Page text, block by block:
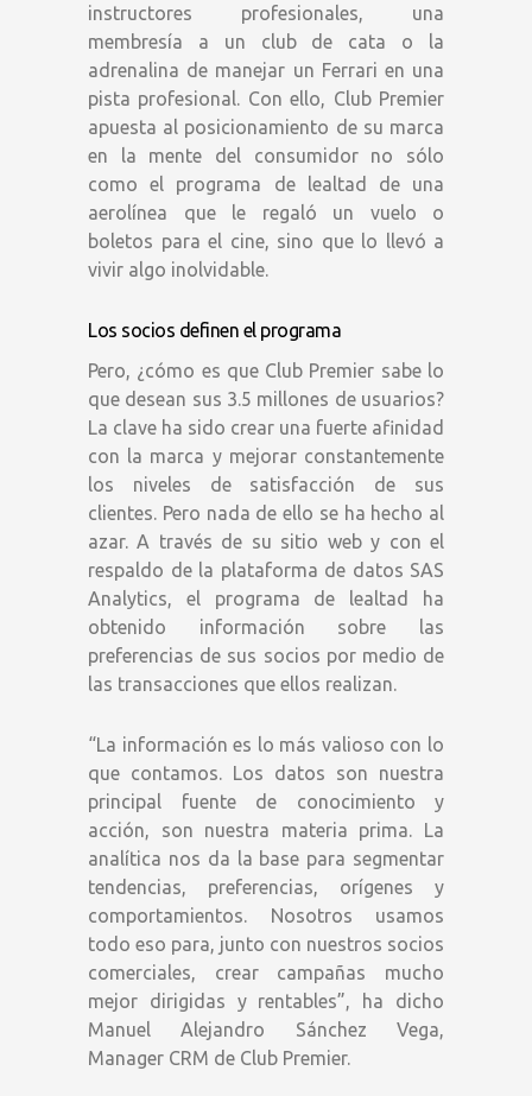
instructores profesionales, una
membresía a un club de cata o la
adrenalina de manejar un Ferrari en una
pista profesional. Con ello, Club Premier
apuesta al posicionamiento de su marca
en la mente del consumidor no sólo
como el programa de lealtad de una
aerolínea que le regaló un vuelo o
boletos para el cine, sino que lo llevó a
vivir algo inolvidable.
Los socios definen el programa
Pero, ¿cómo es que Club Premier sabe lo
que desean sus 3.5 millones de usuarios?
La clave ha sido crear una fuerte afinidad
con la marca y mejorar constantemente
los niveles de satisfacción de sus
clientes. Pero nada de ello se ha hecho al
azar. A través de su sitio web y con el
respaldo de la plataforma de datos SAS
Analytics, el programa de lealtad ha
obtenido información sobre las
preferencias de sus socios por medio de
las transacciones que ellos realizan.
“La información es lo más valioso con lo
que contamos. Los datos son nuestra
principal fuente de conocimiento y
acción, son nuestra materia prima. La
analítica nos da la base para segmentar
tendencias, preferencias, orígenes y
comportamientos. Nosotros usamos
todo eso para, junto con nuestros socios
comerciales, crear campañas mucho
mejor dirigidas y rentables”, ha dicho
Manuel Alejandro Sánchez Vega,
Manager CRM de Club Premier.